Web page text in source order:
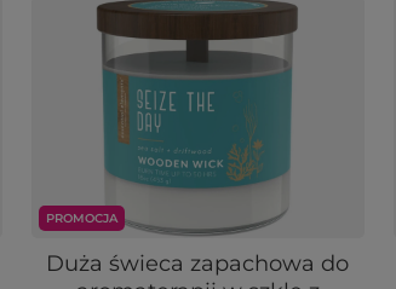
PROMOCJA
Duża świeca zapachowa do